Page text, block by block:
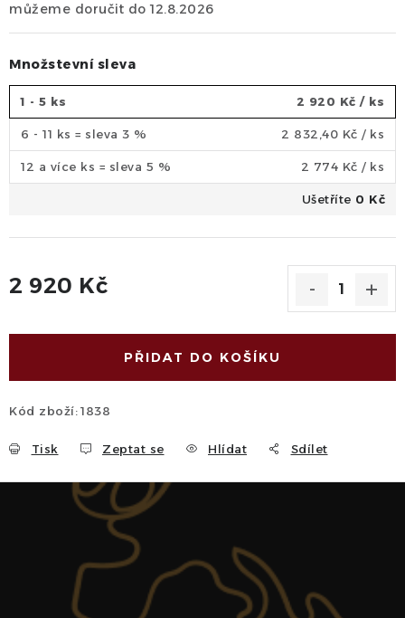
12.8.2026
Množstevní sleva
1 - 5 ks 2 920 Kč / ks
6 - 11 ks = sleva 3 % 2 832,40 Kč / ks
12 a více ks = sleva 5 % 2 774 Kč / ks
Ušetříte 0 Kč
2 920 Kč
PŘIDAT DO KOŠÍKU
Kód zboží:1838
Tisk Zeptat se Hlídat Sdílet